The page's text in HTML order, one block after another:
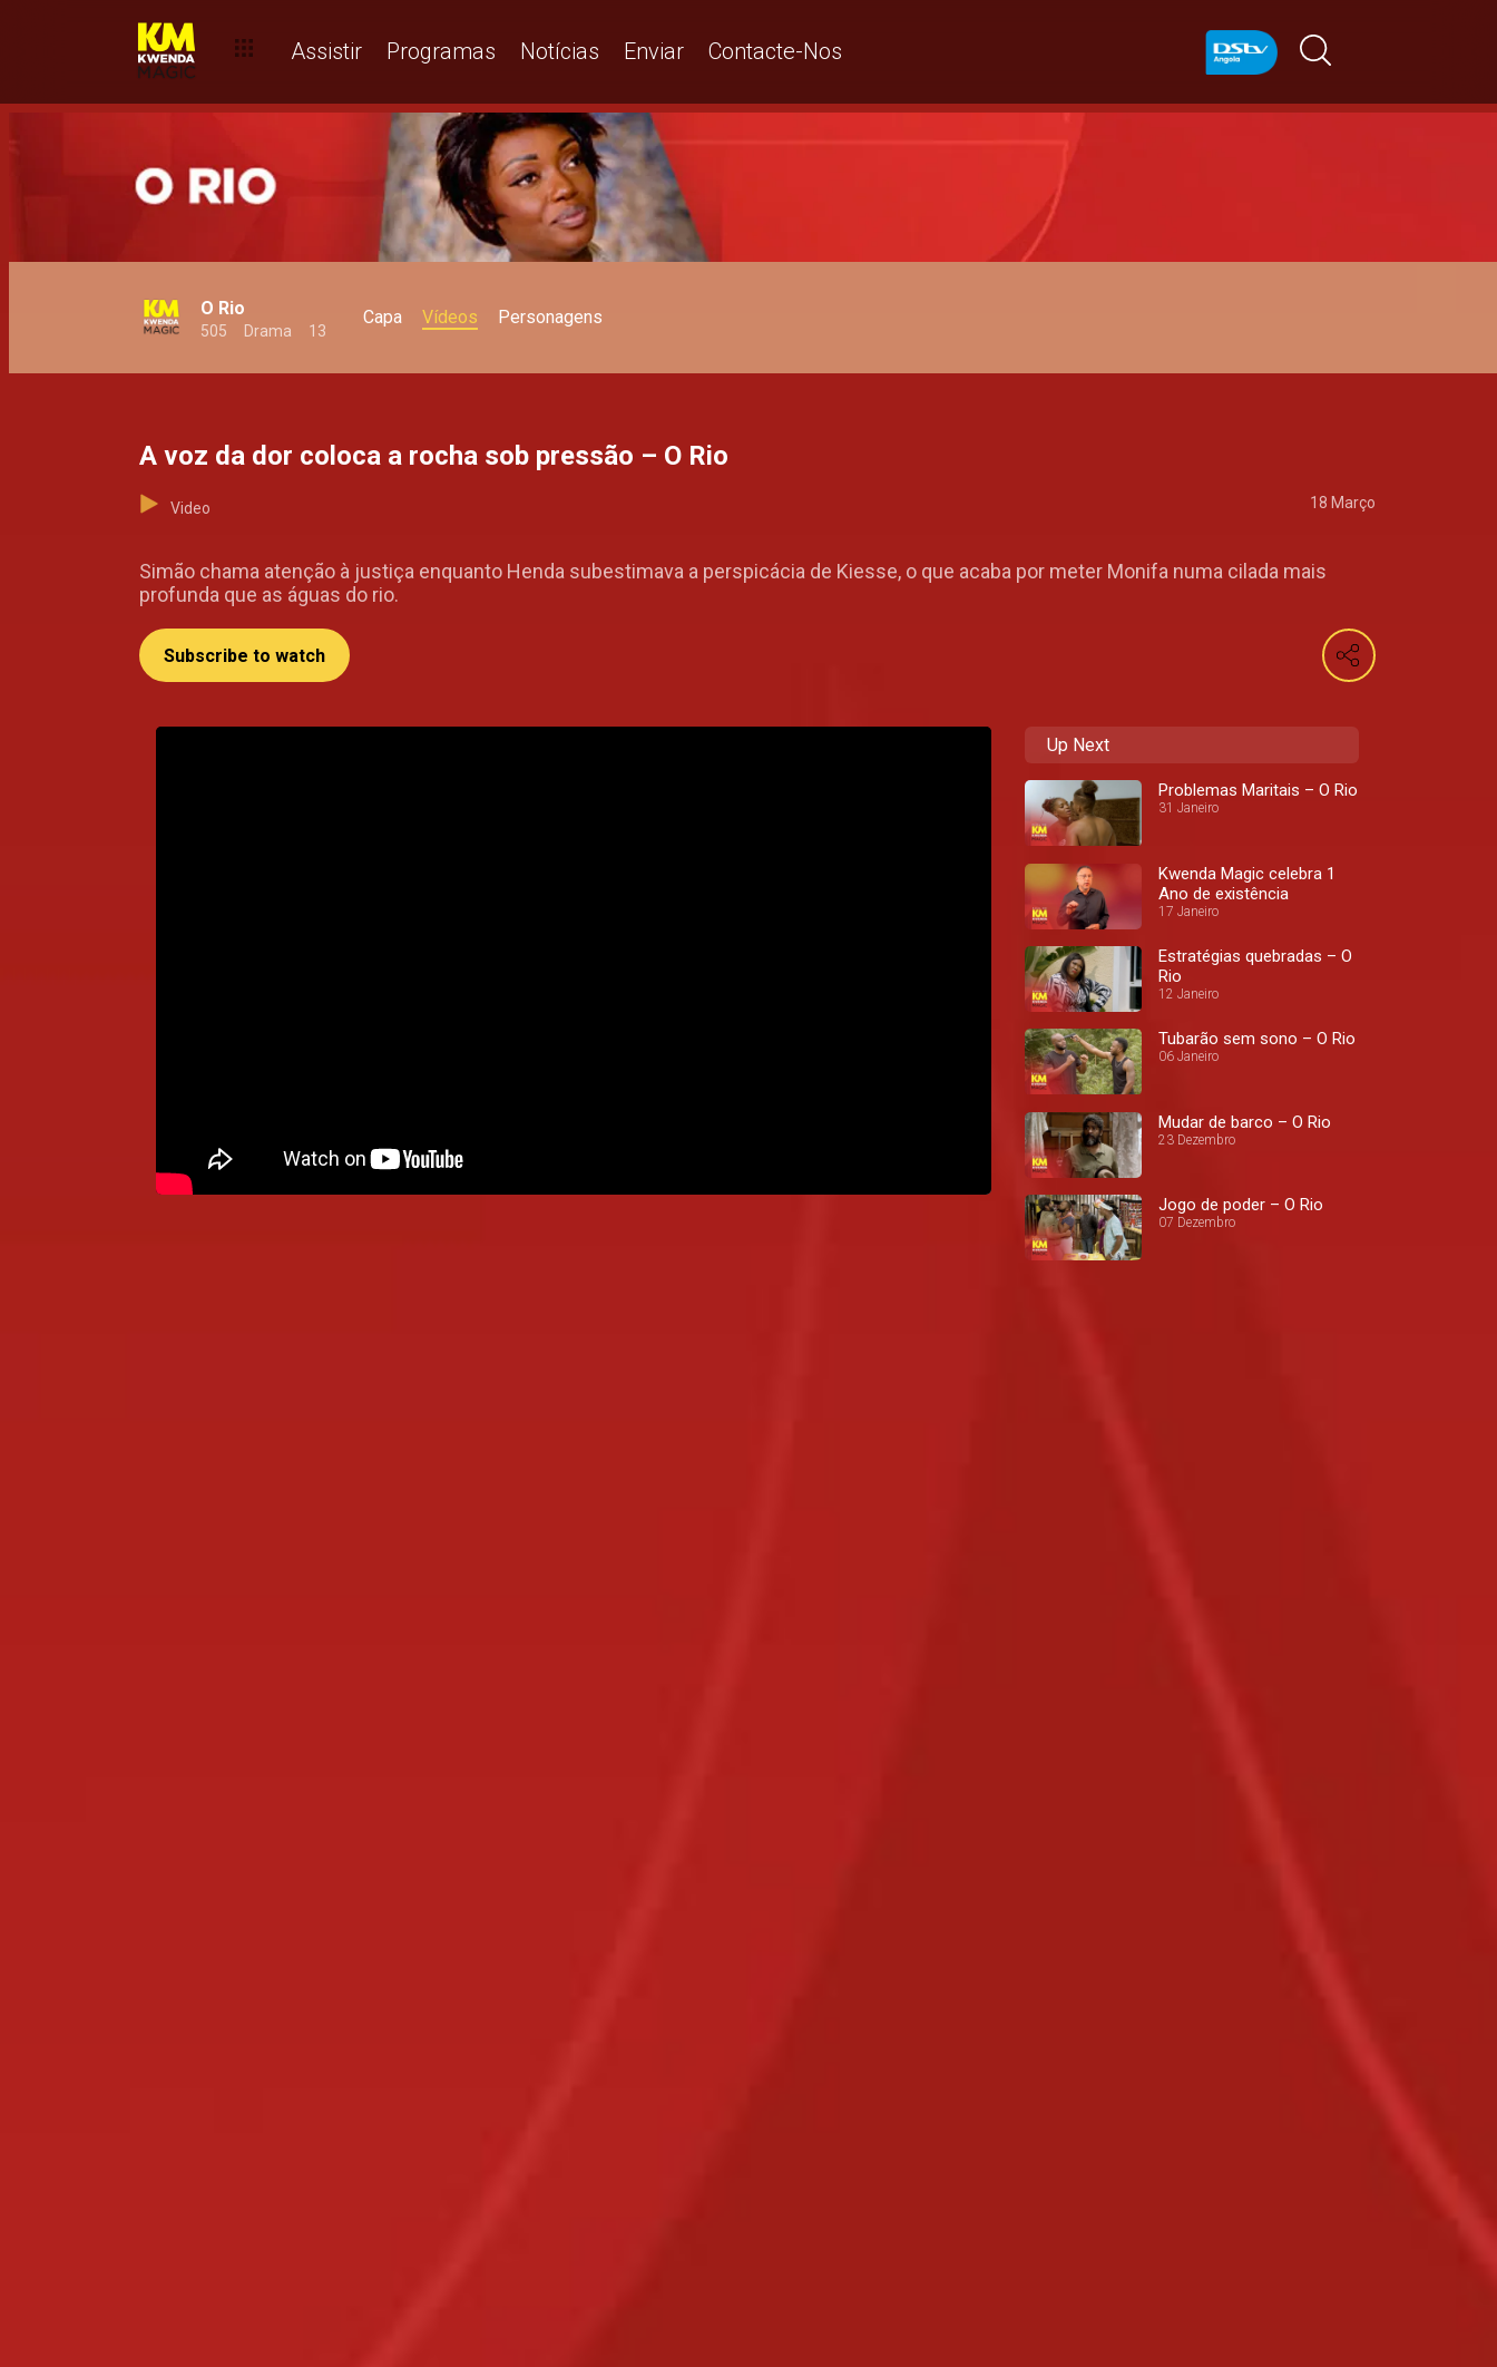
Assistir Programas Notícias Enviar Contacte-Nos
O Rio
505 Drama 13
Capa Vídeos Personagens
A voz da dor coloca a rocha sob pressão – O Rio
Video 18 Março
Simão chama atenção à justiça enquanto Henda subestimava a perspicácia de Kiesse, o que acaba por meter Monifa numa cilada mais
profunda que as águas do rio.
Subscribe to watch
Up Next
Problemas Maritais – O Rio
31 Janeiro
Kwenda Magic celebra 1
Ano de existência
17 Janeiro
Estratégias quebradas – O
Rio
12 Janeiro
Tubarão sem sono – O Rio
06 Janeiro
Mudar de barco – O Rio
23 Dezembro
Jogo de poder – O Rio
07 Dezembro